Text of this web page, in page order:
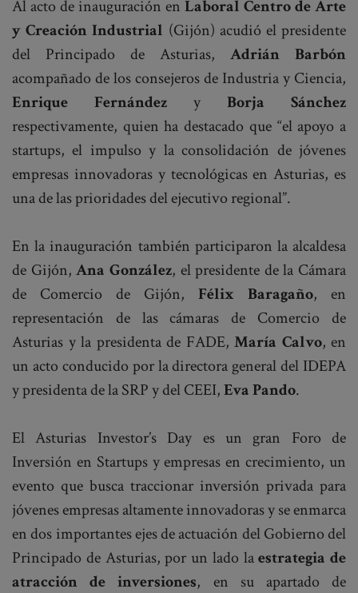
Al acto de inauguración en Laboral Centro de Arte
y Creación Industrial (Gijón) acudió el presidente
del Principado de Asturias, Adrián Barbón
acompañado de los consejeros de Industria y Ciencia,
Enrique Fernández y Borja Sánchez
respectivamente, quien ha destacado que “el apoyo a
startups, el impulso y la consolidación de jóvenes
empresas innovadoras y tecnológicas en Asturias, es
una de las prioridades del ejecutivo regional”.
En la inauguración también participaron la alcaldesa
de Gijón,Ana González, el presidente de la Cámara
de Comercio de Gijón, Félix Baragaño, en
representación de las cámaras de Comercio de
Asturias y la presidenta de FADE, María Calvo, en
un acto conducido por la directora general del IDEPA
y presidenta de la SRP y del CEEI,Eva Pando.
El Asturias Investor’s Day es un gran Foro de
Inversión en Startups y empresas en crecimiento, un
evento que busca traccionar inversión privada para
jóvenes empresas altamente innovadoras y se enmarca
en dos importantes ejes de actuación del Gobierno del
Principado de Asturias, por un lado laestrategia de
atracción de inversiones, en su apartado de